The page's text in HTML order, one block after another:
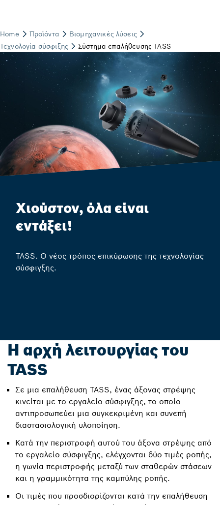
Χιούστον, όλα είναι
εντάξει!
TASS. Ο νέος τρόπος επικύρωσης της τεχνολογίας
σύσφιγξης.
Η αρχή λειτουργίας του
TASS
Σε μια επαλήθευση TASS, ένας άξονας στρέψης
κινείται με το εργαλείο σύσφιγξης, το οποίο
αντιπροσωπεύει μια συγκεκριμένη και συνεπή
διαστασιολογική υλοποίηση.
Κατά την περιστροφή αυτού του άξονα στρέψης από
το εργαλείο σύσφιγξης, ελέγχονται δύο τιμές ροπής,
η γωνία περιστροφής μεταξύ των σταθερών στάσεων
και η γραμμικότητα της καμπύλης ροπής.
Οι τιμές που προσδιορίζονται κατά την επαλήθευση